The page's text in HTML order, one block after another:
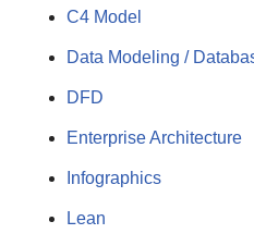
C4 Model
Data Modeling /
DFD
Enterprise Architecture
Infographics
Lean